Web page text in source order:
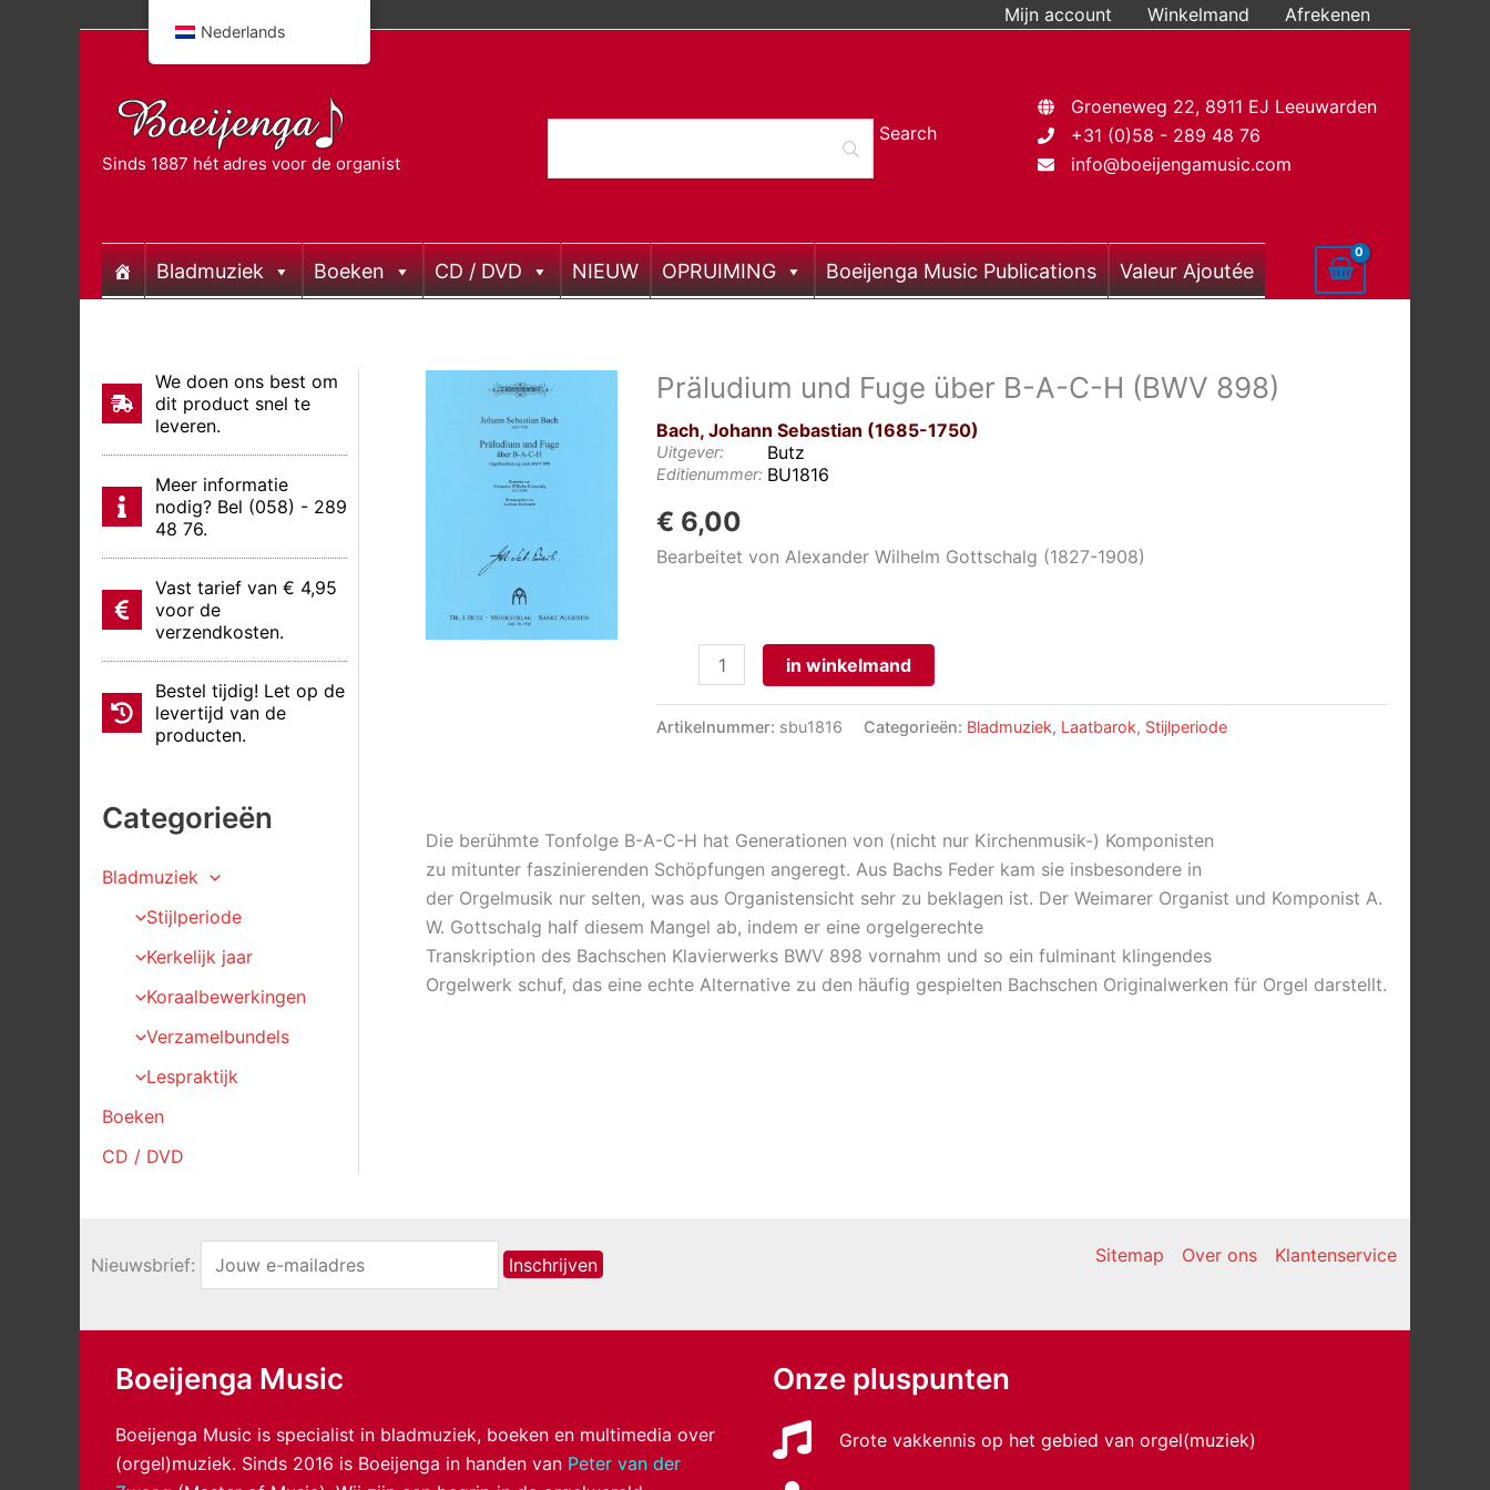
Mijn account Winkelmand Afrekenen
Sinds 1887 hét adres voor de organist
Groeneweg 22, 8911 EJ Leeuwarden
+31 (0)58 - 289 48 76
info@boeijengamusic.com
Bladmuziek Boeken CD / DVD NIEUW OPRUIMING Boeijenga Music Publications Valeur Ajoutée
We doen ons best om
dit product snel te
leveren.
Meer informatie
nodig? Bel (058) - 289
48 76.
Vast tarief van € 4,95
voor de
verzendkosten.
Bestel tijdig! Let op de
levertijd van de
producten.
Categorieën
Bladmuziek
Stijlperiode
Kerkelijk jaar
Koraalbewerkingen
Verzamelbundels
Lespraktijk
Boeken
CD / DVD
Präludium und Fuge über B-A-C-H (BWV 898)
Bach, Johann Sebastian (1685-1750)
Uitgever: Butz
Editienummer: BU1816
€ 6,00
Bearbeitet von Alexander Wilhelm Gottschalg (1827-1908)
Präludium
C-
H
(BWV
898)
aantal
in winkelmand
Artikelnummer: sbu1816 Categorieën: Bladmuziek, Laatbarok, Stijlperiode
Die berühmte Tonfolge B-A-C-H hat Generationen von (nicht nur Kirchenmusik-) Komponisten
zu mitunter faszinierenden Schöpfungen angeregt. Aus Bachs Feder kam sie insbesondere in
der Orgelmusik nur selten, was aus Organistensicht sehr zu beklagen ist. Der Weimarer Organist und Komponist A.
W. Gottschalg half diesem Mangel ab, indem er eine orgelgerechte
Transkription des Bachschen Klavierwerks BWV 898 vornahm und so ein fulminant klingendes
Orgelwerk schuf, das eine echte Alternative zu den häufig gespielten Bachschen Originalwerken für Orgel darstellt.
Nieuwsbrief: Sitemap Over ons Klantenservice
Boeijenga Music
Boeijenga Music is specialist in bladmuziek, boeken en multimedia over
(orgel)muziek. Sinds 2016 is Boeijenga in handen van Peter van der
Onze pluspunten
Grote vakkennis op het gebied van orgel(muziek)
Nederlands